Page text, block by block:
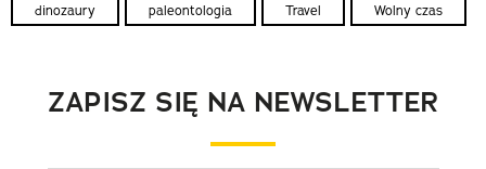
dinozaury paleontologia Travel Wolny czas
ZAPISZ SIĘ NA NEWSLETTER